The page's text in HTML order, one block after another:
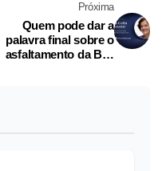
Próxima
Quem pode dar a
palavra final sobre o
asfaltamento da BR-